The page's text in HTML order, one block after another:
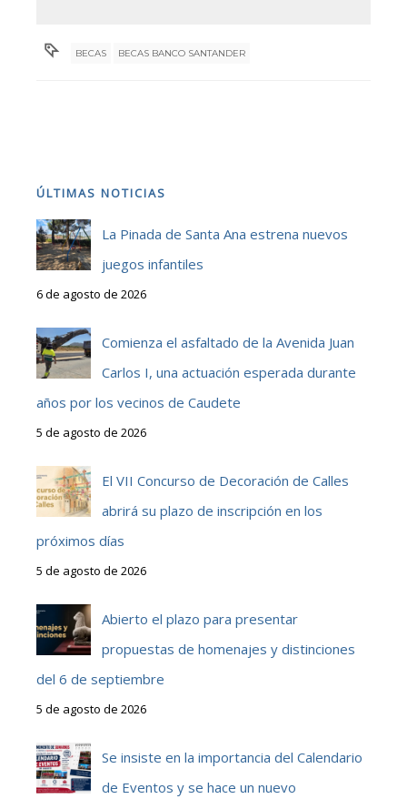
BECAS BECAS BANCO SANTANDER
ÚLTIMAS NOTICIAS
La Pinada de Santa Ana estrena nuevos
juegos infantiles
6 de agosto de 2026
Comienza el asfaltado de la Avenida Juan
Carlos I, una actuación esperada durante
años por los vecinos de Caudete
5 de agosto de 2026
El VII Concurso de Decoración de Calles
abrirá su plazo de inscripción en los
próximos días
5 de agosto de 2026
Abierto el plazo para presentar
propuestas de homenajes y distinciones
del 6 de septiembre
5 de agosto de 2026
Se insiste en la importancia del Calendario
de Eventos y se hace un nuevo